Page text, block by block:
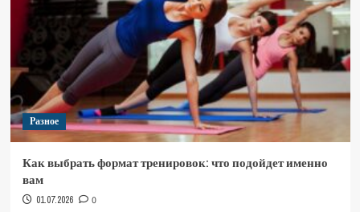
Разное
Как выбрать формат тренировок: что подойдет именно
вам
01.07.2026 0